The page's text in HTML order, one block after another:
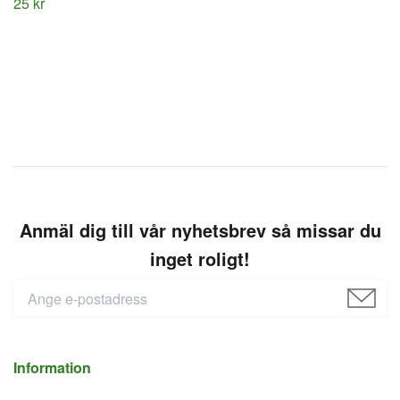
Anmäl dig till vår nyhetsbrev så missar du
inget roligt!
Information